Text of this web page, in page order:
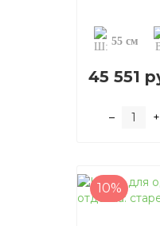
55 см
45 551
– +
10%